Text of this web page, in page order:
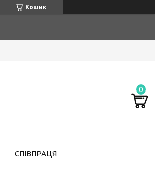
Кошик
СПІВПРАЦЯ